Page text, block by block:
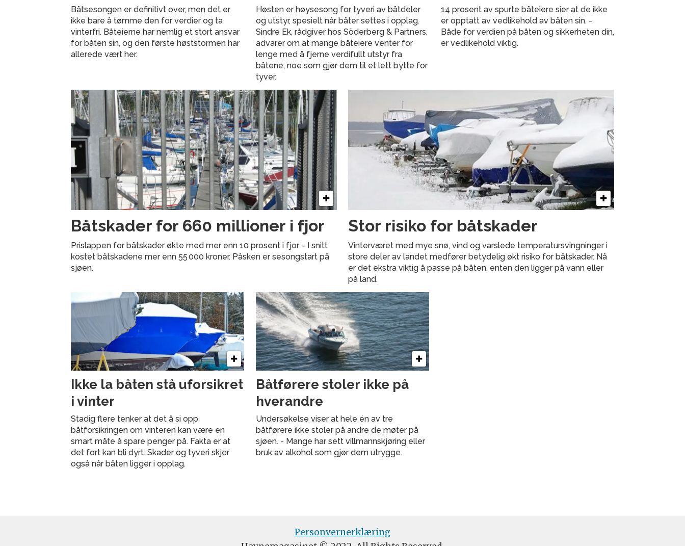
Båtsesongen er definitivt over, men det er
ikke bare å tømme den for verdier og ta
vinterfri. Båteierne har nemlig et stort ansvar
for båten sin, og den første høststormen har
allerede vært her.
Høsten er høysesong for tyveri av båtdeler
og utstyr, spesielt når båter settes i opplag.
Sindre Ek, rådgiver hos Söderberg & Partners,
advarer om at mange båteiere venter for
lenge med å fjerne verdifullt utstyr fra
båtene, noe som gjør dem til et lett bytte for
tyver.
14 prosent av spurte båteiere sier at de ikke
er opptatt av vedlikehold av båten sin. -
Både for verdien på båten og sikkerheten din,
er vedlikehold viktig.
Båtskader for 660 millioner i fjor
Prislappen for båtskader økte med mer enn 10 prosent i fjor. - I snitt
kostet båtskadene mer enn 55 000 kroner. Påsken er sesongstart på
sjøen.
Stor risiko for båtskader
Vinterværet med mye snø, vind og varslede temperatursvingninger i
store deler av landet medfører betydelig økt risiko for båtskader. Nå
er det ekstra viktig å passe på båten, enten den ligger på vann eller
på land.
Ikke la båten stå uforsikret
i vinter
Stadig flere tenker at det å si opp
båtforsikringen om vinteren kan være en
smart måte å spare penger på. Fakta er at
det fort kan bli dyrt. Skader og tyveri skjer
også når båten ligger i opplag.
Båtførere stoler ikke på
hverandre
Undersøkelse viser at hele én av tre
båtførere ikke stoler på andre de møter på
sjøen. - Mange har sett villmannskjøring eller
bruk av alkohol som gjør dem utrygge.
Personvernerklæring